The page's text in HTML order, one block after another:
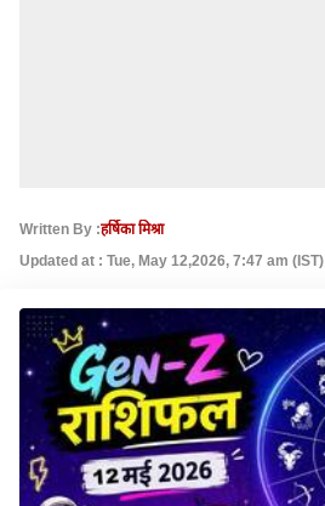
Written By :हर्षिका मिश्रा
Updated at : Tue, May 12,2026, 7:47 am (IST)